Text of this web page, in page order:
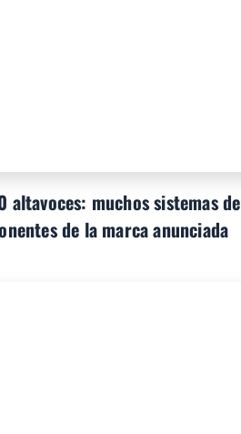
altavoces: muchos sistemas de
de la marca anunciada